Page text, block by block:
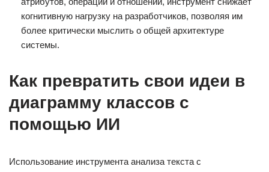
когнитивную нагрузку на разработчиков, позволяя им
более критически мыслить о общей архитектуре
системы.
Как превратить свои идеи в
диаграмму классов с
помощью ИИ
Использование инструмента анализа текста с